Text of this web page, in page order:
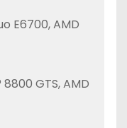
E6700, AMD
GTS, AMD